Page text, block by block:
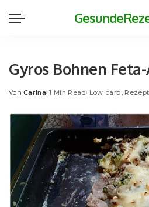
Gyros Bohnen
Posted
Von Carina 1 Min Read Low carb